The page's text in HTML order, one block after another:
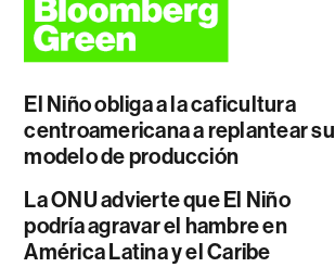
El Niño obliga a la caficultura
centroamericana a replantear su
modelo de producción
La ONU advierte que El Niño
podría agravar el hambre en
América Latina y el Caribe